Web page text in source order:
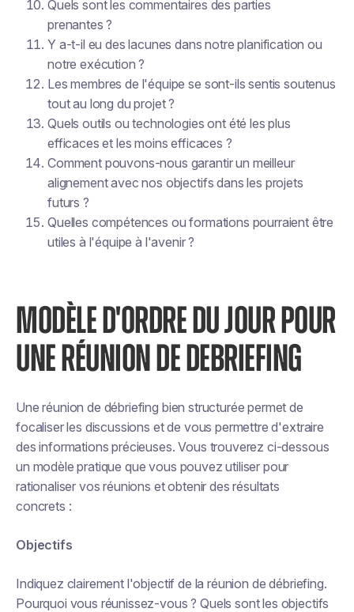
Quels sont les commentaires des parties
prenantes ?
Y a-t-il eu des lacunes dans notre planification ou
notre exécution ?
Les membres de l'équipe se sont-ils sentis soutenus
tout au long du projet ?
Quels outils ou technologies ont été les plus
efficaces et les moins efficaces ?
Comment pouvons-nous garantir un meilleur
alignement avec nos objectifs dans les projets
futurs ?
Quelles compétences ou formations pourraient être
utiles à l'équipe à l'avenir ?
MODÈLE D'ORDRE DU JOUR POUR
UNE RÉUNION DE DEBRIEFING
Une réunion de débriefing bien structurée permet de
focaliser les discussions et de vous permettre d'extraire
des informations précieuses. Vous trouverez ci-dessous
un modèle pratique que vous pouvez utiliser pour
rationaliser vos réunions et obtenir des résultats
concrets :
Objectifs
Indiquez clairement l'objectif de la réunion de débriefing.
Pourquoi vous réunissez-vous ? Quels sont les objectifs